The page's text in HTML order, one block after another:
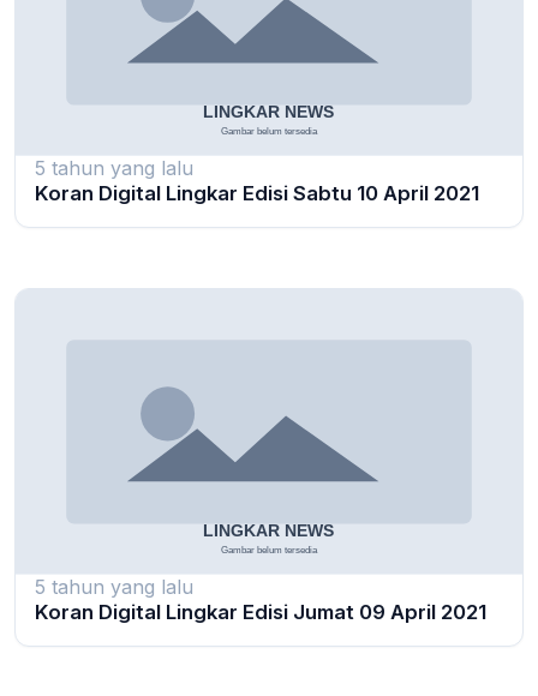
5 tahun yang lalu
Koran Digital Lingkar Edisi Sabtu 10 April 2021
5 tahun yang lalu
Koran Digital Lingkar Edisi Jumat 09 April 2021